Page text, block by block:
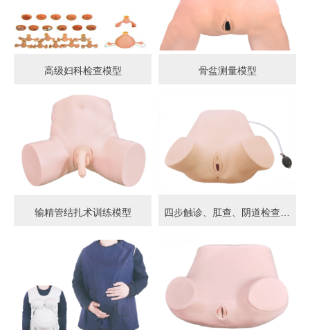
高级妇科检查模型 骨盆测量模型
输精管结扎术训练模型 四步触诊、肛查、阴道检查训练模型